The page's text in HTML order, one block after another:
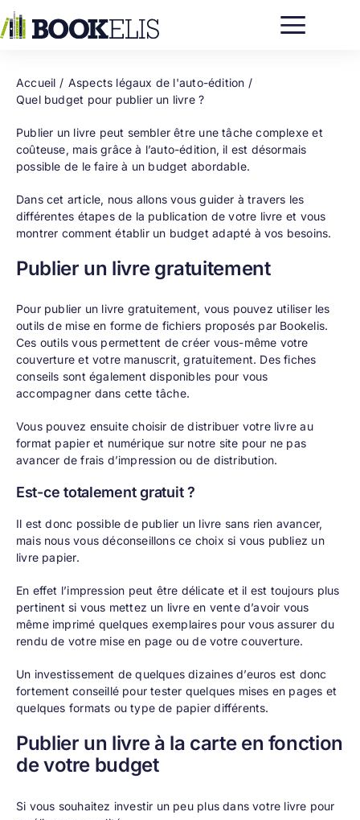
au
contenu
Accueil
Aspects légaux de l'auto-édition
Quel budget pour publier un livre ?
Publier un livre peut sembler être une tâche complexe et
coûteuse, mais grâce à l’auto-édition, il est désormais
possible de le faire à un budget abordable.
Dans cet article, nous allons vous guider à travers les
différentes étapes de la publication de votre livre et vous
montrer comment établir un budget adapté à vos besoins.
Publier un livre gratuitement
Pour publier un livre gratuitement, vous pouvez utiliser les
outils de mise en forme de fichiers proposés par Bookelis.
Ces outils vous permettent de créer vous-même votre
couverture et votre manuscrit, gratuitement. Des fiches
conseils sont également disponibles pour vous
accompagner dans cette tâche.
Vous pouvez ensuite choisir de distribuer votre livre au
format papier et numérique sur notre site pour ne pas
avancer de frais d’impression ou de distribution.
Est-ce totalement gratuit ?
Il est donc possible de publier un livre sans rien avancer,
mais nous vous déconseillons ce choix si vous publiez un
livre papier.
En effet l’impression peut être délicate et il est toujours plus
pertinent si vous mettez un livre en vente d’avoir vous
même imprimé quelques exemplaires pour vous assurer du
rendu de votre mise en page ou de votre couverture.
Un investissement de quelques dizaines d’euros est donc
fortement conseillé pour tester quelques mises en pages et
quelques formats ou type de papier différents.
Publier un livre à la carte en fonction
de votre budget
Si vous souhaitez investir un peu plus dans votre livre pour